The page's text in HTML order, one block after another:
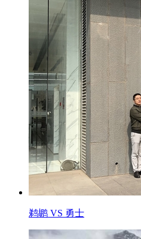
鹈鹕 VS 勇士